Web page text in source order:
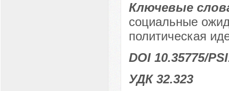
Ключевые
социальные
политическая
DOI 10.35775/
УДК 32.323